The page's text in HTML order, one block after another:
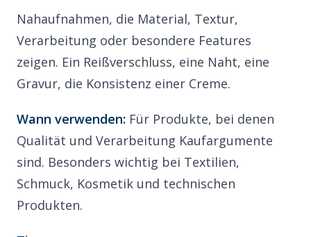
Nahaufnahmen, die Material, Textur,
Verarbeitung oder besondere Features
zeigen. Ein Reißverschluss, eine Naht, eine
Gravur, die Konsistenz einer Creme.
Wann verwenden: Für Produkte, bei denen
Qualität und Verarbeitung Kaufargumente
sind. Besonders wichtig bei Textilien,
Schmuck, Kosmetik und technischen
Produkten.